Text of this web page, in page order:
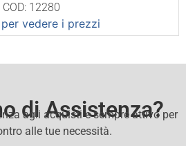
COD: 12280
vedere i prezzi
di Assistenza?
agli acquisti e sempre attivo per
alle tue necessità.